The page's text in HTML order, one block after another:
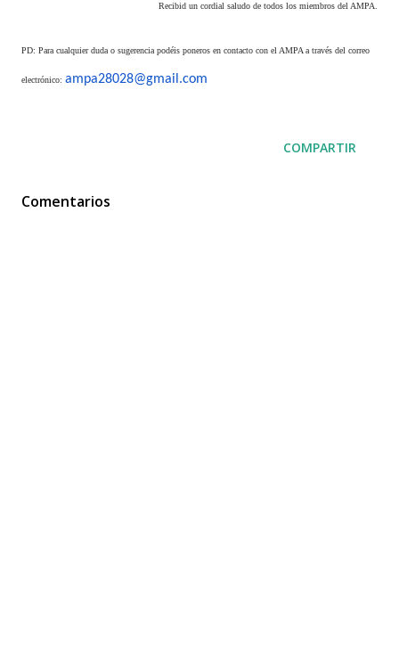
Recibid un cordial saludo de todos los miembros del AMPA.
PD: Para cualquier duda o sugerencia podéis poneros en contacto con el AMPA a través del correo
electrónico: ampa28028@gmail.com
COMPARTIR
Comentarios